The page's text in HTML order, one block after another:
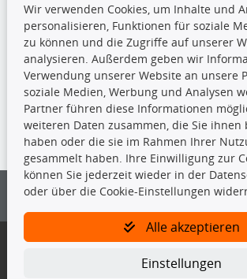
TecDoc Inside
Die hier angezeigten Daten insbesondere die gesamte
nicht kopiert werden.
Es ist zu unterlassen, die Daten oder die gesamte
vorherige Zustimmung von TecDoc zu vervielfältigen,
und/oder diese Handlungen durch Dritte ausführen zu
Bitte prüfen Sie, ob das über unseren Onlineshop
Gegebenenfalls sind ergänzende Informationen
Wir verwenden Cookies, um Inhalte und
personalisieren, Funktionen für soziale
zu können und die Zugriffe auf unserer
analysieren. Außerdem geben wir
Verwendung unserer Website an unsere
soziale Medien, Werbung und Analysen
Partner führen diese Informationen
weiteren Daten zusammen, die Sie
haben oder die sie im Rahmen Ihrer
gesammelt haben. Ihre Einwilligung zur
können Sie jederzeit wieder in der
oder über die Cookie-Einstellungen
Alle akzeptieren
Einstellungen